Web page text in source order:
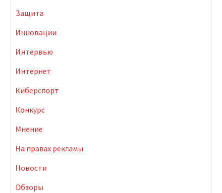
Защита
Инновации
Интервью
Интернет
Киберспорт
Конкурс
Мнение
На правах рекламы
Новости
Обзоры